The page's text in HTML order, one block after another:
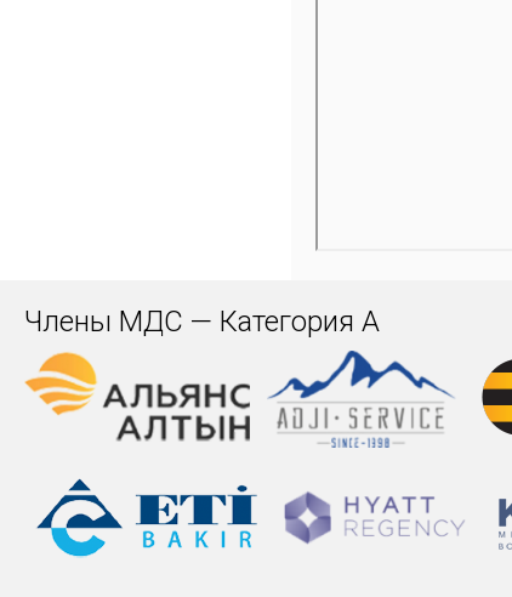
Члены МДС — Категория А